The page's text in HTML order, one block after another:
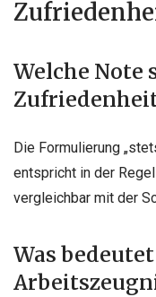
Welche Note
Die Formulierung
entspricht in der
vergleichbar mit der
Was